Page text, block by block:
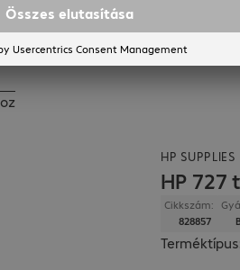
HP SUPPLIES
HP 727
Cikkszám:
828857